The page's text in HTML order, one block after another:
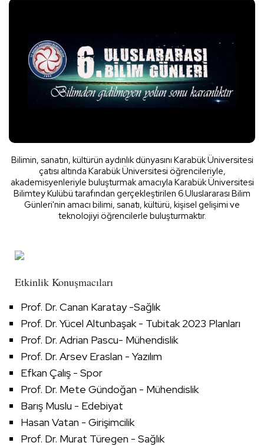
Bilimin, sanatın, kültürün aydınlık dünyasını Karabük Üniversitesi
çatısı altında Karabük Üniversitesi öğrencileriyle,
akademisyenleriyle buluşturmak amacıyla Karabük Üniversitesi
Bilimtey Kulübü tarafından gerçekleştirilen 6.Uluslararası Bilim
Günleri'nin amacı bilimi, sanatı, kültürü, kişisel gelişimi ve
teknolojiyi öğrencilerle buluşturmaktır.
Etkinlik Konuşmacıları
Prof. Dr. Canan Karatay -Sağlık
Prof. Dr. Yücel Altunbaşak - Tubitak 2023 Planları
Prof. Dr. Adrian Pascu- Mühendislik
Prof. Dr. Arsev Eraslan - Yazılım
Efkan Çalış - Spor
Prof. Dr. Mete Gündoğan - Mühendislik
Barış Muslu - Edebiyat
Hasan Vatan - Girişimcilik
Prof. Dr. Murat Türegen - Sağlık